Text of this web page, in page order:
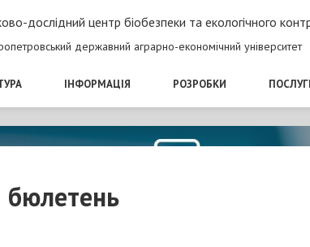
дослідний центр біобезпеки та екологічного
державний аграрно-економічний університет
ІНФОРМАЦІЯ РОЗРОБКИ
бюлетень